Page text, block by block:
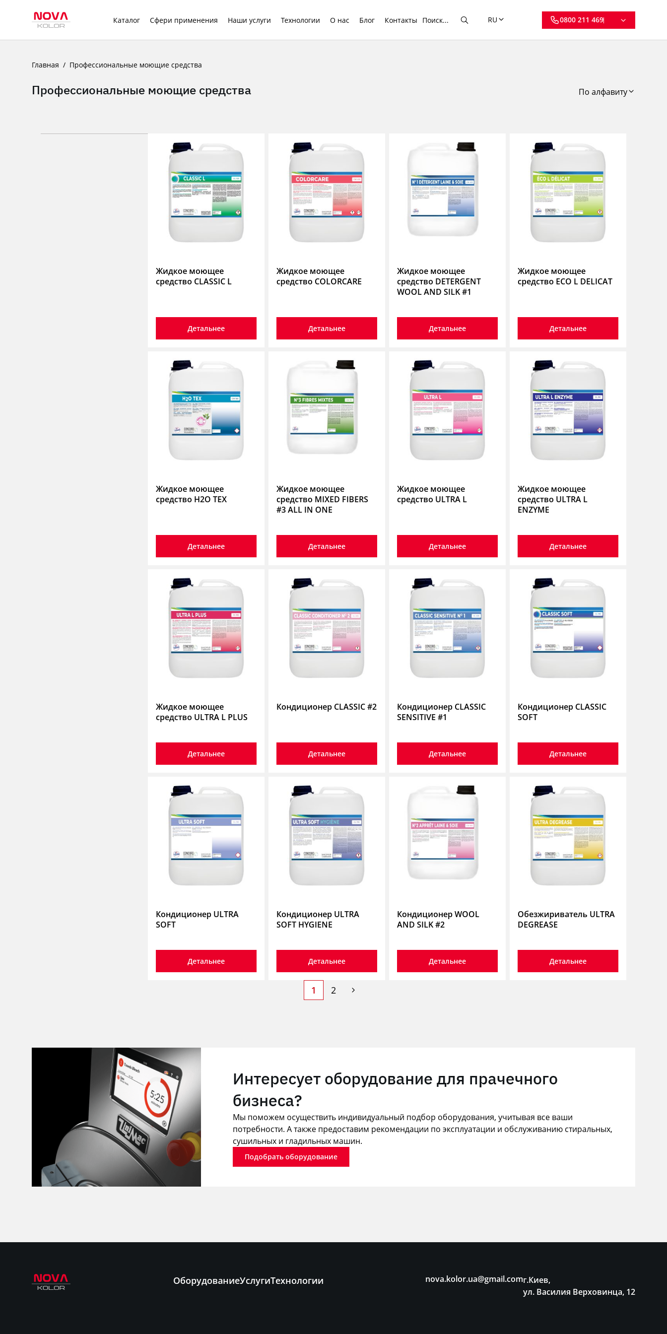
Каталог Сфери применения Наши услуги Технологии О нас Блог Контакты RU 0800 211 469
Главная Профессиональные моющие средства
Профессиональные моющие средства По алфавиту
Жидкое моющее
средство CLASSIC L
Детальнее
Жидкое моющее
средство COLORCARE
Детальнее
Жидкое моющее
средство DETERGENT
WOOL AND SILK #1
Детальнее
Жидкое моющее
средство ECO L DELICAT
Детальнее
Жидкое моющее
средство H2O TEX
Детальнее
Жидкое моющее
средство MIXED FIBERS
#3 ALL IN ONE
Детальнее
Жидкое моющее
средство ULTRA L
Детальнее
Жидкое моющее
средство ULTRA L
ENZYME
Детальнее
Жидкое моющее
средство ULTRA L PLUS
Детальнее
Кондиционер CLASSIC #2
Детальнее
Кондиционер CLASSIC
SENSITIVE #1
Детальнее
Кондиционер CLASSIC
SOFT
Детальнее
Кондиционер ULTRA
SOFT
Детальнее
Кондиционер ULTRA
SOFT HYGIENE
Детальнее
Кондиционер WOOL
AND SILK #2
Детальнее
Обезжириватель ULTRA
DEGREASE
Детальнее
1 2
Интересует оборудование для прачечного
бизнеса?
Мы поможем осуществить индивидуальный подбор оборудования, учитывая все ваши
потребности. А также предоставим рекомендации по эксплуатации и обслуживанию стиральных,
сушильных и гладильных машин.
Подобрать оборудование
ОборудованиеУслугиТехнологии nova.kolor.ua@gmail.comг.Киев,
ул. Василия Верховинца, 12